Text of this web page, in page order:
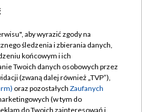
TVP
TVP
prywatności
zgody
aby wyrazić zgody na
śledzenia i zbierania danych,
końcowym i ich
Twoich danych osobowych przez
(zwaną dalej również „TVP”),
oraz pozostałych Zaufanych
(w tym do
do Twoich zainteresowań i